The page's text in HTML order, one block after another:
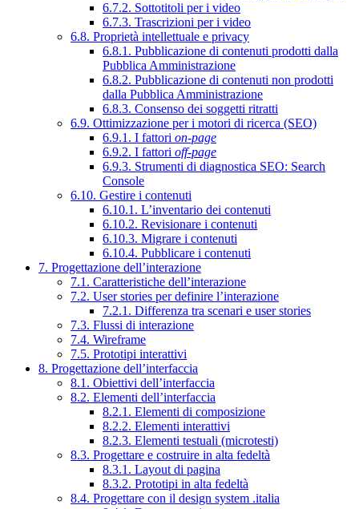
6.7.2. Sottotitoli per i video
6.7.3. Trascrizioni per i video
6.8. Proprietà intellettuale e privacy
6.8.1. Pubblicazione di contenuti prodotti dalla
Pubblica Amministrazione
6.8.2. Pubblicazione di contenuti non prodotti
dalla Pubblica Amministrazione
6.8.3. Consenso dei soggetti ritratti
6.9. Ottimizzazione per i motori di ricerca (SEO)
6.9.1. I fattori on-page
6.9.2. I fattori off-page
6.9.3. Strumenti di diagnostica SEO: Search
Console
6.10. Gestire i contenuti
6.10.1. L’inventario dei contenuti
6.10.2. Revisionare i contenuti
6.10.3. Migrare i contenuti
6.10.4. Pubblicare i contenuti
7. Progettazione dell’interazione
7.1. Caratteristiche dell’interazione
7.2. User stories per definire l’interazione
7.2.1. Differenza tra scenari e user stories
7.3. Flussi di interazione
7.4. Wireframe
7.5. Prototipi interattivi
8. Progettazione dell’interfaccia
8.1. Obiettivi dell’interfaccia
8.2. Elementi dell’interfaccia
8.2.1. Elementi di composizione
8.2.2. Elementi interattivi
8.2.3. Elementi testuali (microtesti)
8.3. Progettare e costruire in alta fedeltà
8.3.1. Layout di pagina
8.3.2. Prototipi in alta fedeltà
8.4. Progettare con il design system .italia